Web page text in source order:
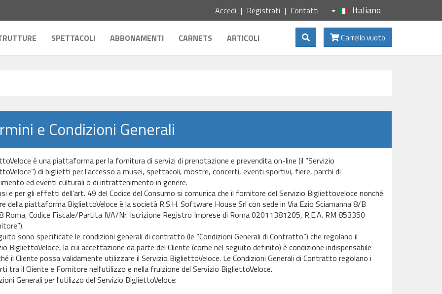
Accedi Registrati Contatti Italiano
SPETTACOLI ABBONAMENTI CARNETS ARTICOLI Carrello vuoto
Mostra Ricerca
e Condizioni Generali
è una piattaforma per la fornitura di servizi di prenotazione e prevendita on-line (il “Servizio
di biglietti per l'accesso a musei, spettacoli, mostre, concerti, eventi sportivi, fiere, parchi di
ed eventi culturali o di intrattenimento in genere.
e per gli effetti dell'art. 49 del Codice del Consumo si comunica che il fornitore del Servizio Bigliettoveloce nonché
della piattaforma BigliettoVeloce è la società R.S.H. Software House Srl con sede in Via Ezio Sciamanna 8/B
Roma, Codice Fiscale/Partita IVA/Nr. Iscrizione Registro Imprese di Roma 02011381205, R.E.A. RM 853350
sono specificate le condizioni generali di contratto (le “Condizioni Generali di Contratto”) che regolano il
BigliettoVeloce, la cui accettazione da parte del Cliente (come nel seguito definito) è condizione indispensabile
il Cliente possa validamente utilizzare il Servizio BigliettoVeloce. Le Condizioni Generali di Contratto regolano i
tra il Cliente e Fornitore nell'utilizzo e nella fruizione del Servizio BigliettoVeloce.
Generali per l'utilizzo del Servizio BigliettoVeloce: